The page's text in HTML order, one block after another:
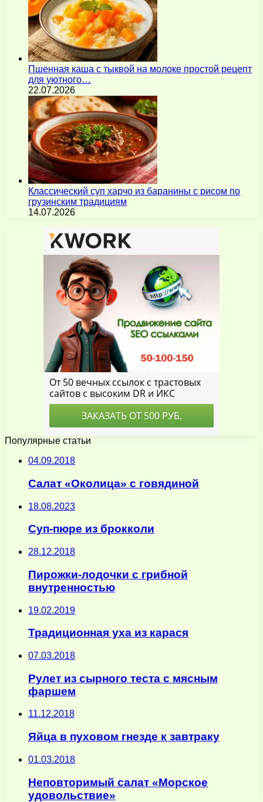
Пшенная каша с тыквой на молоке простой рецепт
для уютного…
22.07.2026
Классический суп харчо из баранины с рисом по
грузинским традициям
14.07.2026
Популярные статьи
04.09.2018
Салат «Околица» с говядиной
18.08.2023
Суп-пюре из брокколи
28.12.2018
Пирожки-лодочки с грибной
внутренностью
19.02.2019
Традиционная уха из карася
07.03.2018
Рулет из сырного теста с мясным
фаршем
11.12.2018
Яйца в пуховом гнезде к завтраку
01.03.2018
Неповторимый салат «Морское
удовольствие»